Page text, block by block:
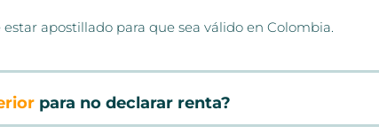
apostillado para que sea válido en Colombia.
para no declarar renta?